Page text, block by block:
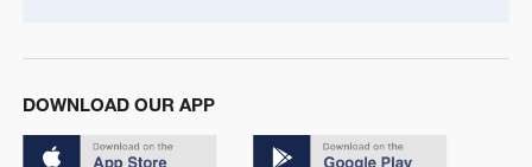
DOWNLOAD OUR APP